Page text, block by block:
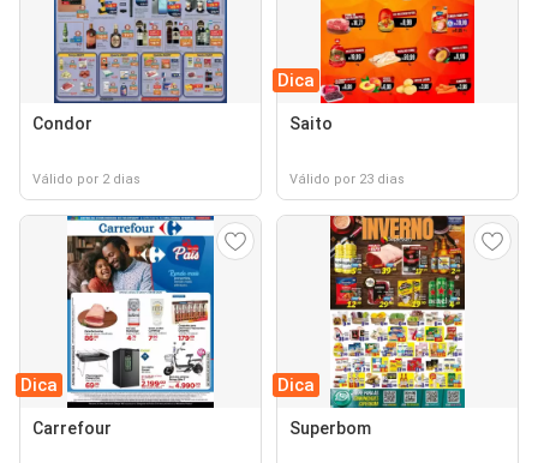
Condor
Válido por 2 dias
Dica
Saito
Válido por 23 dias
Dica
Carrefour
Dica
Superbom